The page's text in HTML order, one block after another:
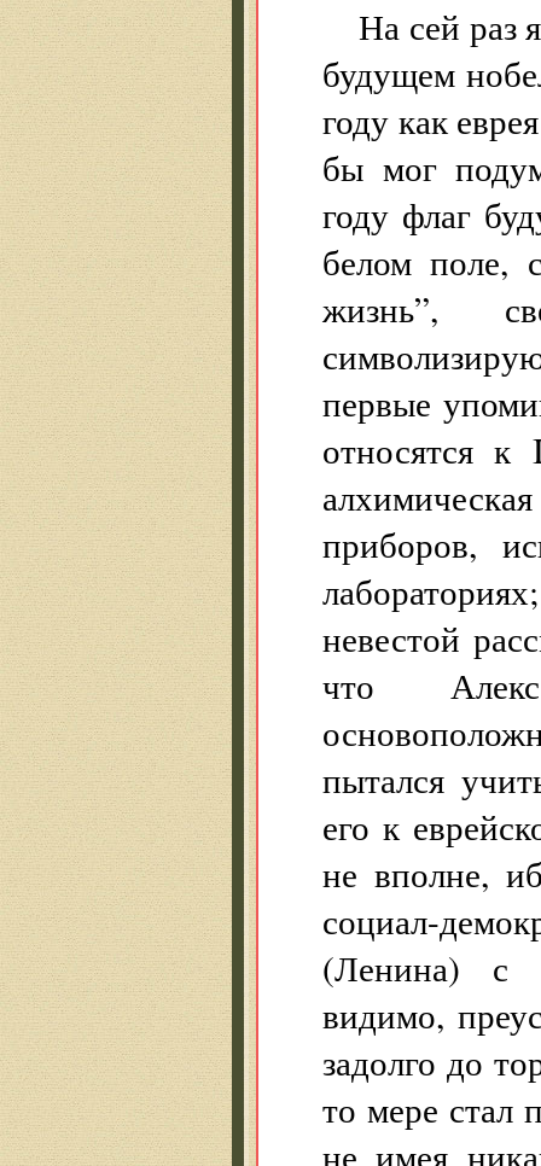
На сей раз
будущем
году как
бы мог
году флаг
белом поле,
жизнь”,
первые
относятся
приборов,
невестой
что
пытался
его к
не вполне,
социал-
(Ленина) с
видимо,
задолго до
то мере стал
не имея